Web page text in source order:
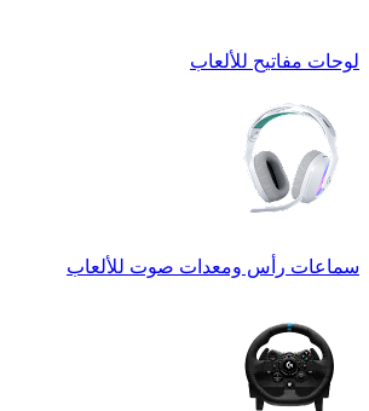
لوحات مفاتيح للألعاب
سماعات رأس ومعدات صوت للألعاب